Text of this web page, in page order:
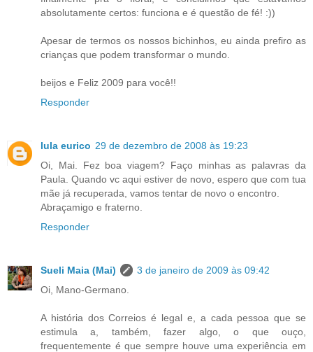
absolutamente certos: funciona e é questão de fé! :))
Apesar de termos os nossos bichinhos, eu ainda prefiro as
crianças que podem transformar o mundo.
beijos e Feliz 2009 para você!!
Responder
lula eurico 29 de dezembro de 2008 às 19:23
Oi, Mai. Fez boa viagem? Faço minhas as palavras da
Paula. Quando vc aqui estiver de novo, espero que com tua
mãe já recuperada, vamos tentar de novo o encontro.
Abraçamigo e fraterno.
Responder
Sueli Maia (Mai)
3 de janeiro de 2009 às 09:42
Oi, Mano-Germano.
A história dos Correios é legal e, a cada pessoa que se
estimula a, também, fazer algo, o que ouço,
frequentemente é que sempre houve uma experiência em